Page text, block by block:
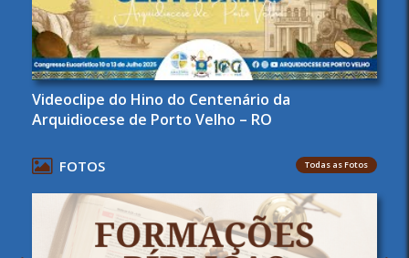
Videoclipe do Hino do Centenário da
Arquidiocese de Porto Velho – RO
FOTOS Todas as Fotos